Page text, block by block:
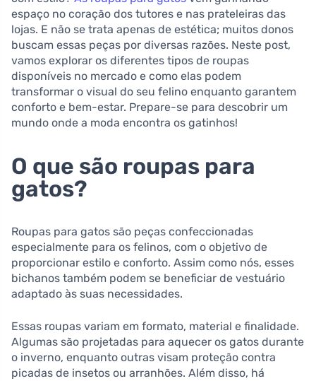
espaço no coração dos tutores e nas prateleiras das
lojas. E não se trata apenas de estética; muitos donos
buscam essas peças por diversas razões. Neste post,
vamos explorar os diferentes tipos de roupas
disponíveis no mercado e como elas podem
transformar o visual do seu felino enquanto garantem
conforto e bem-estar. Prepare-se para descobrir um
mundo onde a moda encontra os gatinhos!
O que são roupas para
gatos?
Roupas para gatos são peças confeccionadas
especialmente para os felinos, com o objetivo de
proporcionar estilo e conforto. Assim como nós, esses
bichanos também podem se beneficiar de vestuário
adaptado às suas necessidades.
Essas roupas variam em formato, material e finalidade.
Algumas são projetadas para aquecer os gatos durante
o inverno, enquanto outras visam proteção contra
picadas de insetos ou arranhões. Além disso, há